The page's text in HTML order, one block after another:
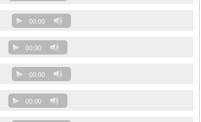
00:00
00:00
00:00
00:00